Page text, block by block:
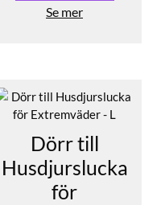
Se mer
Dörr till
Husdjurslucka
för